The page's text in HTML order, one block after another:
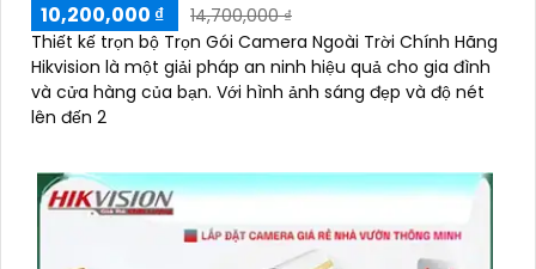
10,200,000 ₫
14,700,000 ₫
Thiết kế trọn bộ Trọn Gói Camera Ngoài Trời Chính Hãng
Hikvision là một giải pháp an ninh hiệu quả cho gia đình
và cửa hàng của bạn. Với hình ảnh sáng đẹp và độ nét
lên đến 2